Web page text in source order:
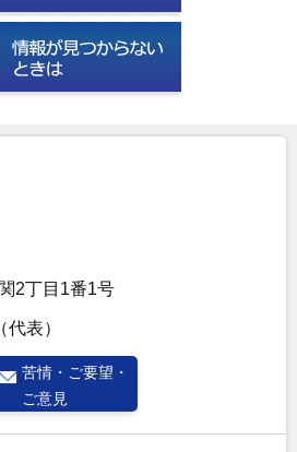
2丁目1番1号
（代表）
苦情・ご要望・
ご意見